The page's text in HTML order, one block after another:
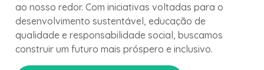
ao nosso redor. Com iniciativas voltadas para o
desenvolvimento sustentável, educação de
qualidade e responsabilidade social, buscamos
construir um futuro mais próspero e inclusivo.